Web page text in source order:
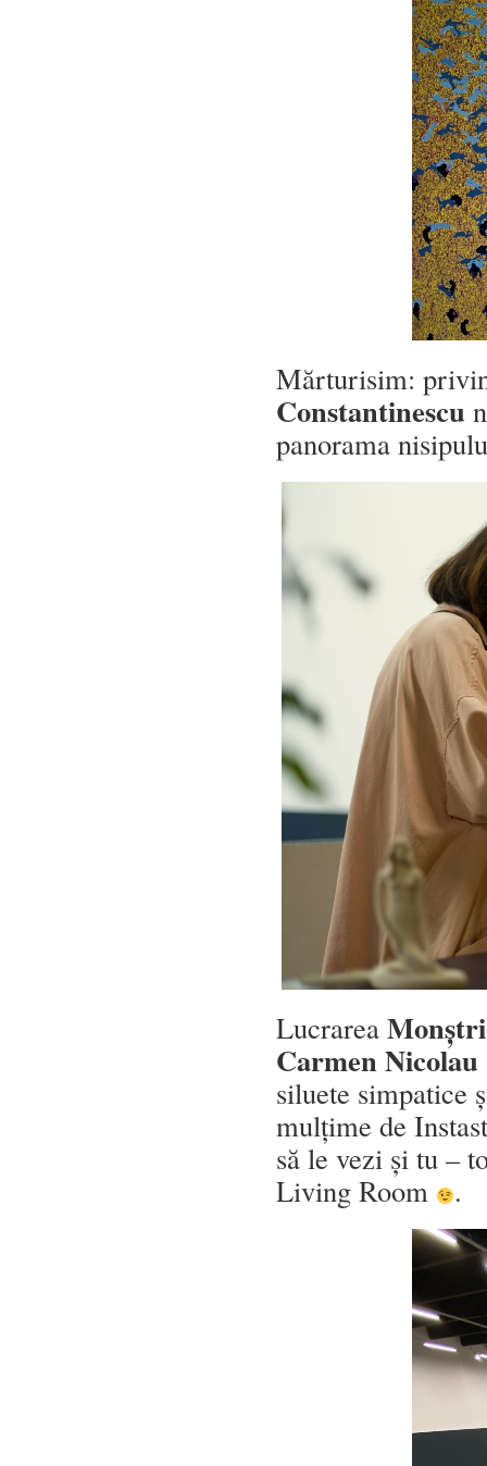
Mărturisim:
Constantinescu
panorama
Lucrarea
Carmen Nicolau
siluete simpatice
mulțime de
să le vezi și tu –
Living Room
.